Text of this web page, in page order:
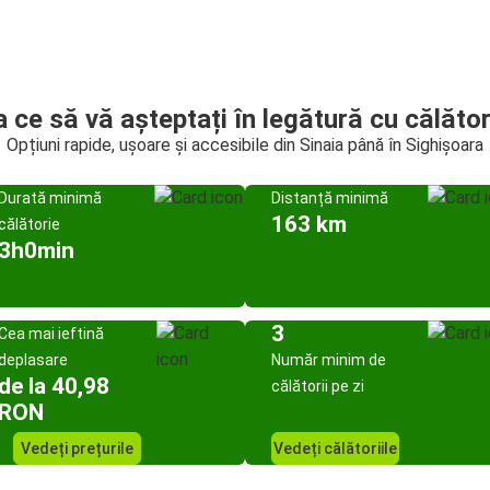
ce să vă așteptați în legătură cu
Opțiuni rapide, ușoare și accesibile din Sinaia până în Sighișoara
minimă
Distanță minimă
163 km
mai ieftină
la 40,98
Vedeți prețurile
3
Număr minim de
călătorii pe zi
Vedeți călătoriile